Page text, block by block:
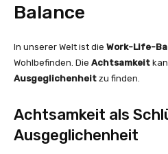
Balance
In unserer Welt ist die Work-Life-
Wohlbefinden. Die Achtsamkeit
Ausgeglichenheit zu finden.
Achtsamkeit als
Ausgeglichenheit